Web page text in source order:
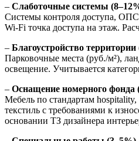
– Слаботочные системы
Системы контроля доступа,
Wi-Fi точка доступа на этаж.
– Благоустройство
Парковочные места (руб./м²),
освещение. Учитывается
– Оснащение номерного фонда
Мебель по стандартам
текстиль с требованиями к
основании ТЗ дизайнера